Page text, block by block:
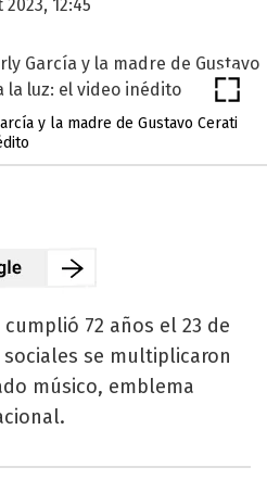
2023, 12:45
y la madre de Gustavo Cerati
cumplió 72 años el 23 de
se multiplicaron
músico, emblema